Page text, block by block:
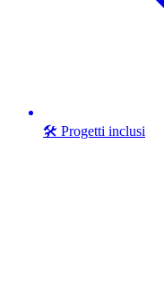
🛠️ Progetti inclusi